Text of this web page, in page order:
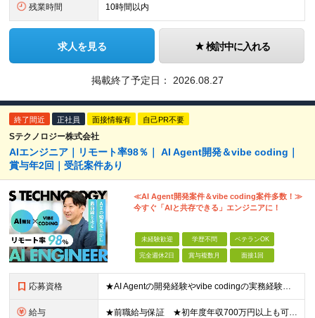
残業時間 10時間以内
求人を見る 検討中に入れる
掲載終了予定日： 2026.08.27
終了間近 正社員 面接情報有 自己PR不要
Sテクノロジー株式会社
AIエンジニア｜リモート率98％｜ AI Agent開発＆vibe coding｜
賞与年2回｜受託案件あり
≪AI Agent開発案件＆vibe coding案件多数！≫
今すぐ「AIと共存できる」エンジニアに！
未経験歓迎 学歴不問 ベテランOK
完全週休2日 賞与複数月 面接1回
応募資格 ★AI Agentの開発経験やvibe codingの実務経験は不問！ ■開発エンジニアとしての実務経験をお持ちの方 ■AI Agentの仕組みを理解している、またはClaude Code、Code
給与 ★前職給与保証 ★初年度年収700万円以上も可能 月給34万円～75万円＋賞与年2回＋各種手当 ◎スキルや経験などを考慮。前職から給与アップをお約束します！ ◎上記月給には固定残業代30時間分(6